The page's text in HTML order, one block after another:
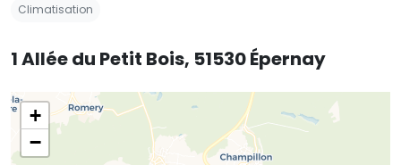
Climatisation
1 Allée du Petit Bois, 51530 Épernay
+
−